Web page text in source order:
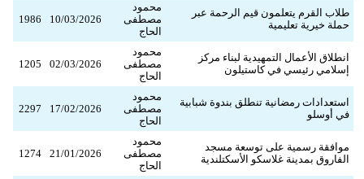
طلاب القرم يتعلمون قيم الرحمة عبر
حملة خيرية تعليمية
محمود
مصطفى
الحاج
10/03/2026
1986
انطلاق الأعمال التمهيدية لبناء مركز
إسلامي رئيسي في كاستيلون
محمود
مصطفى
الحاج
02/03/2026
1205
استعدادات رمضانية تنطلق بندوة شبابية
في أوسلو
محمود
مصطفى
الحاج
17/02/2026
2297
موافقة رسمية على توسعة مسجد
الفاروق بمدينة غلاسكو الأسكتلندية
محمود
مصطفى
الحاج
21/01/2026
1274